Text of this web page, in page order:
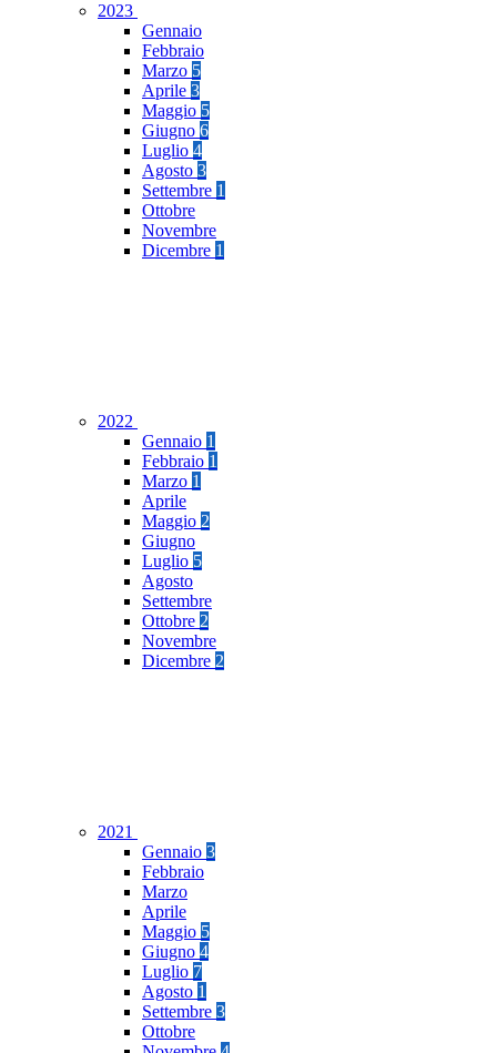
2023
Gennaio
Febbraio
Marzo 5
Aprile 3
Maggio 5
Giugno 6
Luglio 4
Agosto 3
Settembre 1
Ottobre
Novembre
Dicembre 1
2022
Gennaio 1
Febbraio 1
Marzo 1
Aprile
Maggio 2
Giugno
Luglio 5
Agosto
Settembre
Ottobre 2
Novembre
Dicembre 2
2021
Gennaio 3
Febbraio
Marzo
Aprile
Maggio 5
Giugno 4
Luglio 7
Agosto 1
Settembre 3
Ottobre